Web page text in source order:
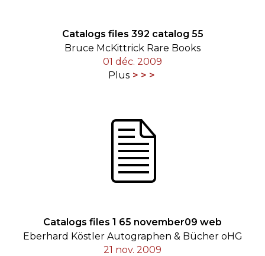
Catalogs files 392 catalog 55
Bruce McKittrick Rare Books
01 déc. 2009
Plus
Catalogs files 1 65 november09 web
Eberhard Köstler Autographen & Bücher oHG
21 nov. 2009